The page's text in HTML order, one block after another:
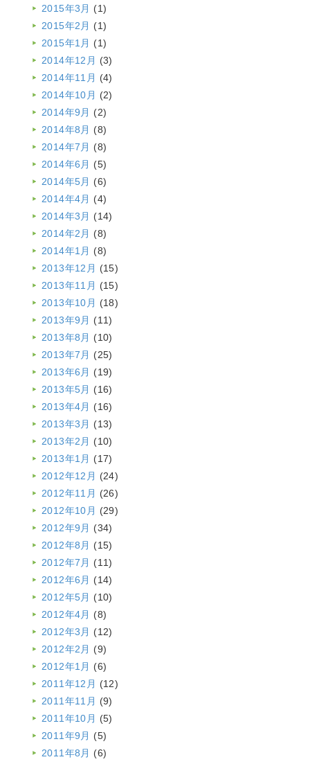
2015年3月 (1)
2015年2月 (1)
2015年1月 (1)
2014年12月 (3)
2014年11月 (4)
2014年10月 (2)
2014年9月 (2)
2014年8月 (8)
2014年7月 (8)
2014年6月 (5)
2014年5月 (6)
2014年4月 (4)
2014年3月 (14)
2014年2月 (8)
2014年1月 (8)
2013年12月 (15)
2013年11月 (15)
2013年10月 (18)
2013年9月 (11)
2013年8月 (10)
2013年7月 (25)
2013年6月 (19)
2013年5月 (16)
2013年4月 (16)
2013年3月 (13)
2013年2月 (10)
2013年1月 (17)
2012年12月 (24)
2012年11月 (26)
2012年10月 (29)
2012年9月 (34)
2012年8月 (15)
2012年7月 (11)
2012年6月 (14)
2012年5月 (10)
2012年4月 (8)
2012年3月 (12)
2012年2月 (9)
2012年1月 (6)
2011年12月 (12)
2011年11月 (9)
2011年10月 (5)
2011年9月 (5)
2011年8月 (6)